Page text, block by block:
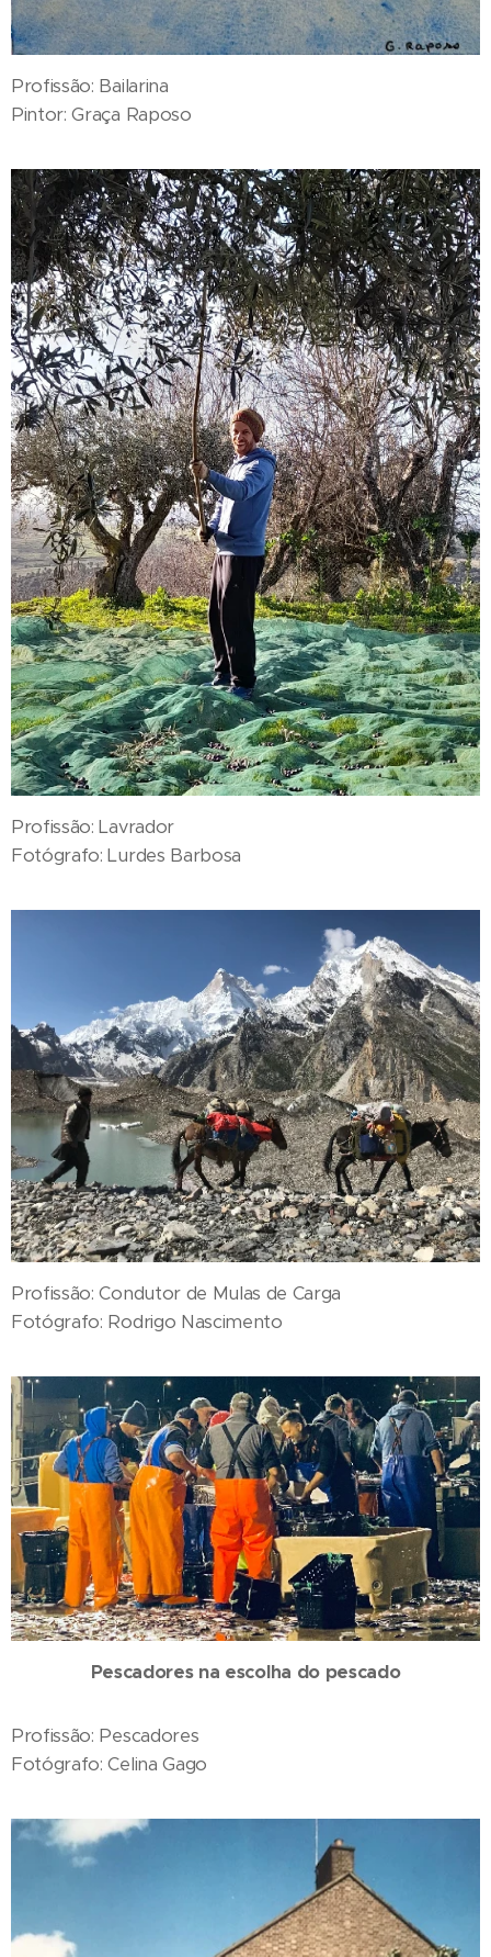
Profissão: Bailarina
Pintor: Graça Raposo
Profissão: Lavrador
Fotógrafo: Lurdes Barbosa
Profissão: Condutor de Mulas de Carga
Fotógrafo: Rodrigo Nascimento
Pescadores na escolha do pescado
Profissão: Pescadores
Fotógrafo: Celina Gago